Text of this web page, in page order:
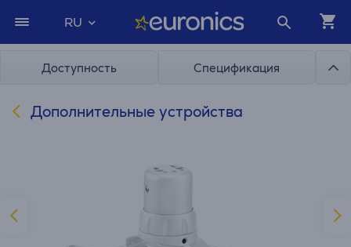
RU
Доступность Спецификация
Дополнительные устройства